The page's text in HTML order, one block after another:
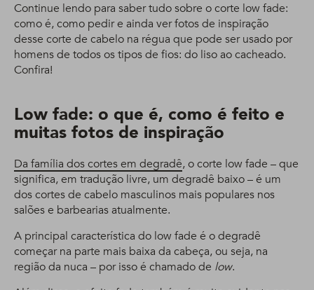
Continue lendo para saber tudo sobre o corte low fade:
como é, como pedir e ainda ver fotos de inspiração
desse corte de cabelo na régua que pode ser usado por
homens de todos os tipos de fios: do liso ao cacheado.
Confira!
Low fade: o que é, como é feito e
muitas fotos de inspiração
Da família dos cortes em degradê, o corte low fade – que
significa, em tradução livre, um degradê baixo – é um
dos cortes de cabelo masculinos mais populares nos
salões e barbearias atualmente.
A principal característica do low fade é o degradê
começar na parte mais baixa da cabeça, ou seja, na
região da nuca – por isso é chamado de low.